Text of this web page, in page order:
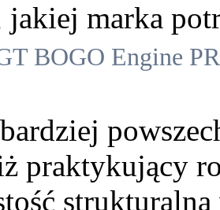
marka
BOGO Engine
praktykujący
strukturalna